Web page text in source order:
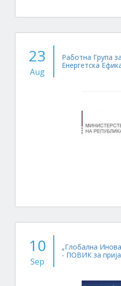
23
Aug
Работна Група
Енергетска
10
Sep
„Глобална
- ПОВИК за